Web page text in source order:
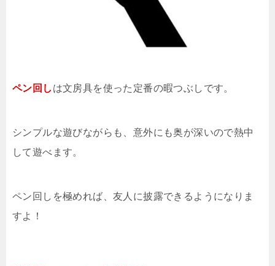
ペン回し は文房具を使った定番の暇つぶしです。
シンプルな遊びながらも、意外にも奥が深いので熱中
して遊べます。
ペン回しを極めれば、友人に披露できるようになりま
すよ！